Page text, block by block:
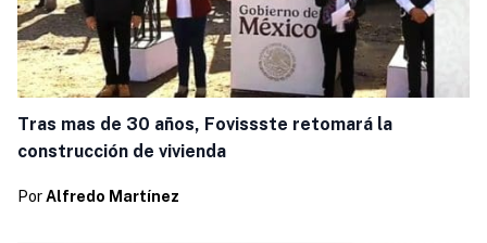
Tras mas de 30 años, Fovissste retomará la
construcción de vivienda
Por Alfredo Martínez